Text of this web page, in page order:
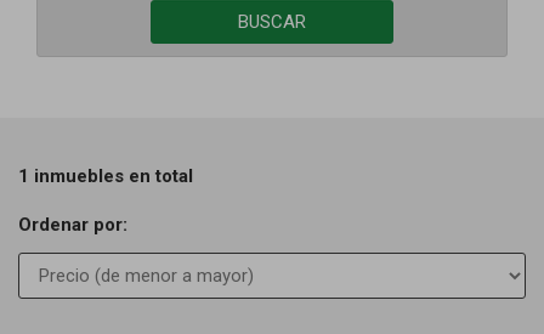
BUSCAR
1 inmuebles en total
Ordenar por: